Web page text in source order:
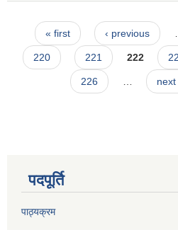
Pages
« first ‹ previous
220 221 222
226 … next
पदपूर्ति
पाठ्यक्रम